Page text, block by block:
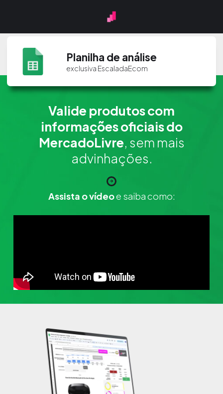
Planilha de análise
exclusiva EscaladaEcom
Valide produtos com
informações oficiais do
MercadoLivre, sem mais
advinhações.
Assista o vídeoe saiba como:​